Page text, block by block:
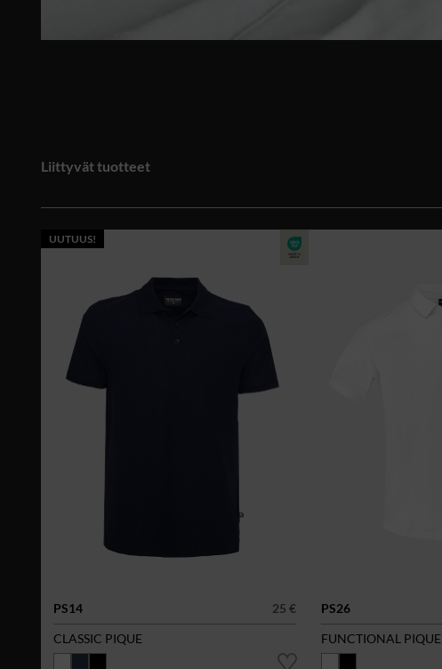
Liittyvät tuotteet
UUTUUS!
PS14
25 €
CLASSIC PIQUE
PS26
FUNCTIONAL PIQUE